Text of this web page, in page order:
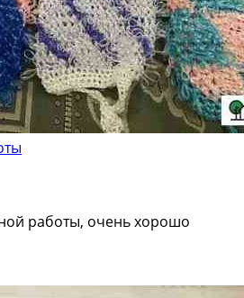
работы, очень хорошо